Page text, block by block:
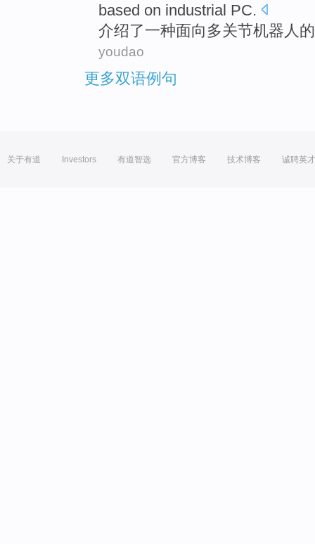
based on industrial PC.
介绍了一种面向多关节机器人 的
youdao
更多双语例句
关于有道 Investors 有道智选 官方博客 技术博客 诚聘英才